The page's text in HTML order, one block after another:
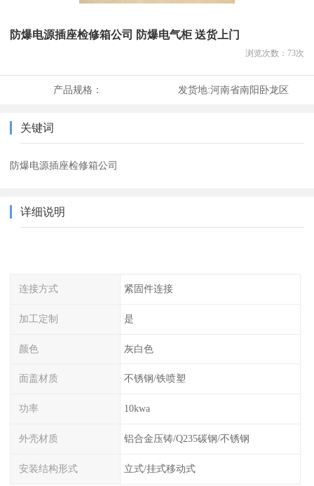
防爆电源插座检修箱公司 防爆电气柜 送货上门
浏览次数： 73次
产品规格： 发货地:河南省南阳卧龙区
关键词
防爆电源插座检修箱公司
详细说明
连接方式 紧固件连接
加工定制 是
颜色 灰白色
面盖材质 不锈钢/铁喷塑
功率 10kwa
外壳材质 铝合金压铸/Q235碳钢/不锈钢
安装结构形式 立式/挂式移动式